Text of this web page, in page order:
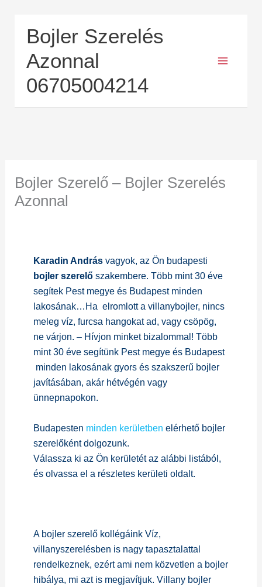
Bojler Szerelés
Azonnal
06705004214
Bojler Szerelő – Bojler Szerelés
Azonnal
Karadin Andrásvagyok, az Ön budapesti
bojler szerelőszakembere. Több mint 30 éve
segítek Pest megye és Budapest minden
lakosának…Ha elromlott a villanybojler, nincs
meleg víz, furcsa hangokat ad, vagy csöpög,
ne várjon. – Hívjon minket bizalommal! Több
mint 30 éve segítünk Pest megye és Budapest
minden lakosának gyors és szakszerű bojler
javításában, akár hétvégén vagy
ünnepnapokon.
Budapesten minden kerületben elérhető bojler
szerelőként dolgozunk.
Válassza ki az Ön kerületét az alábbi listából,
és olvassa el a részletes kerületi oldalt.
A bojler szerelő kollégáink Víz,
villanyszerelésben is nagy tapasztalattal
rendelkeznek, ezért ami nem közvetlen a bojler
hibálya, mi azt is megjavítjuk. Villany bojler